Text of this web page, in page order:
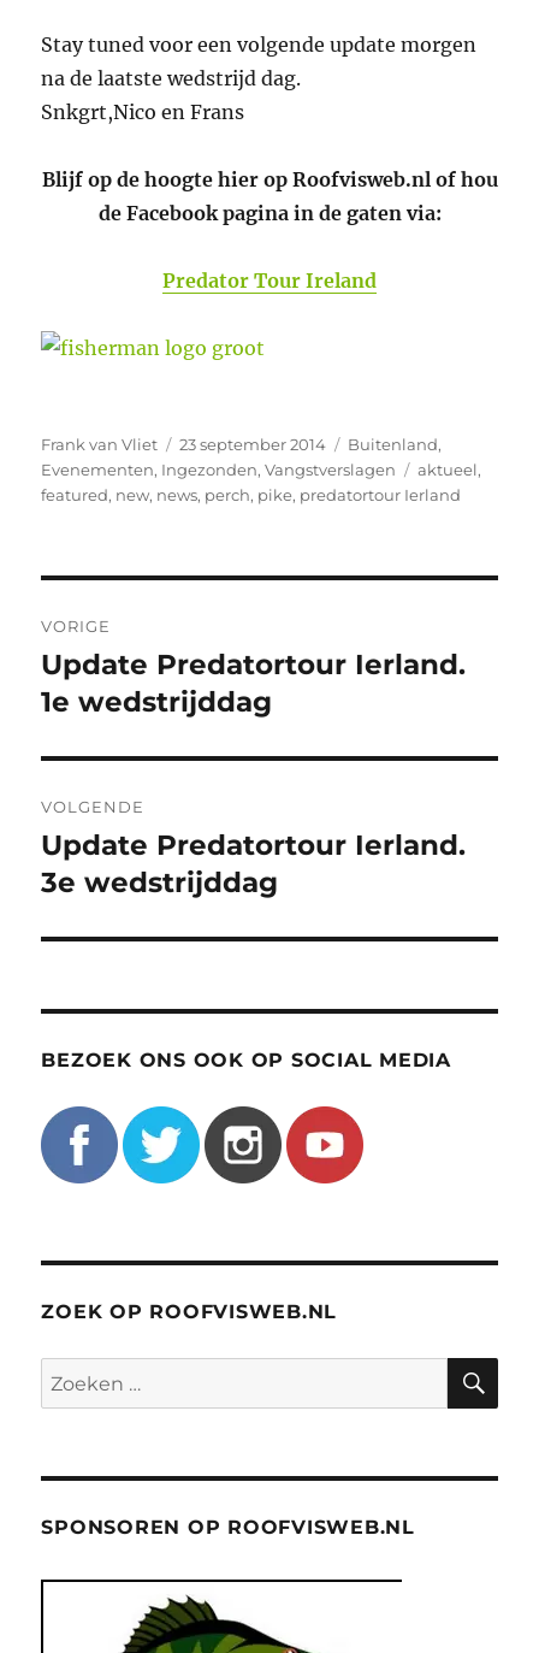
Stay tuned voor een volgende update morgen
na de laatste wedstrijd dag.
Snkgrt,Nico en Frans
Blijf op de hoogte hier op Roofvisweb.nl of hou
de Facebook pagina in de gaten via:
Predator Tour Ireland
Auteur
Frank van Vliet
Geplaatst
op
23 september 2014 Categorieën
Buitenland,
Evenementen, Ingezonden,Vangstverslagen Tags
aktueel,
featured, new, news, perch, pike, predatortour Ierland
navigatie
VORIGE
Vorig
bericht:
Update Predatortour Ierland.
1e wedstrijddag
VOLGENDE
Volgend
bericht:
Update Predatortour Ierland.
3e wedstrijddag
BEZOEK ONS OOK OP SOCIAL MEDIA
ZOEK OP ROOFVISWEB.NL
Zoeken
naar:
SPONSOREN OP ROOFVISWEB.NL